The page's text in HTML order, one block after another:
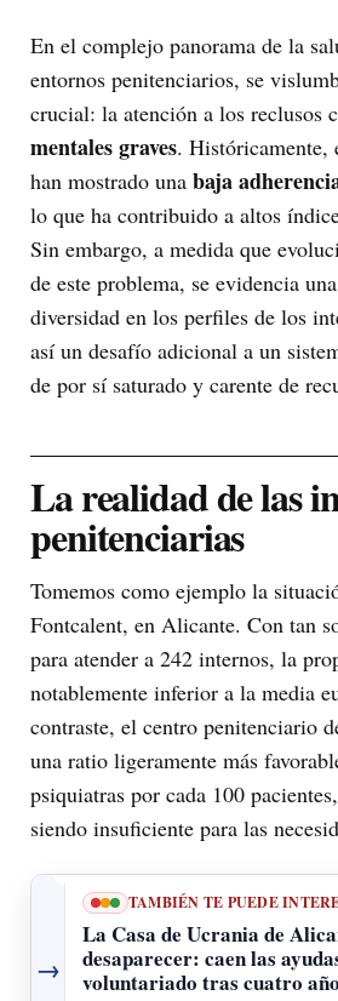
En el complejo panorama de la
entornos penitenciarios, se
crucial: la atención a los reclusos
mentales graves. Históricamente,
han mostrado una baja
lo que ha contribuido a altos
Sin embargo, a medida que
de este problema, se evidencia
diversidad en los perfiles de los
así un desafío adicional a un
de por sí saturado y carente de
La realidad de las
penitenciarias
Tomemos como ejemplo la
Fontcalent, en Alicante. Con tan
para atender a 242 internos, la
notablemente inferior a la media
contraste, el centro penitenciario
una ratio ligeramente más
psiquiatras por cada 100
siendo insuficiente para las
→
TAMBIÉN TE PUEDE
La Casa de Ucrania de
desaparecer: caen las
voluntariado tras cuatro